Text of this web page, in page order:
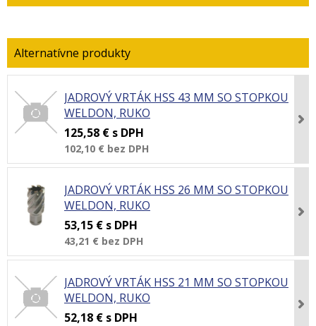
JADROVÝ VRTÁK HSS 43 MM SO STOPKOU
WELDON, RUKO
125,58 € s DPH
102,10 € bez DPH
JADROVÝ VRTÁK HSS 26 MM SO STOPKOU
WELDON, RUKO
53,15 € s DPH
43,21 € bez DPH
JADROVÝ VRTÁK HSS 21 MM SO STOPKOU
WELDON, RUKO
52,18 € s DPH